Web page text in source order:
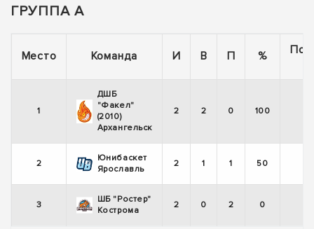
ГРУППА А
Место Команда И В П %
1
ДШБ
"Факел"
(2010)
Архангельск
2 2 0 100
2
Юнибаскет
Ярославль
2 1 1 50
3
ШБ "Ростер"
Кострома
2 0 2 0